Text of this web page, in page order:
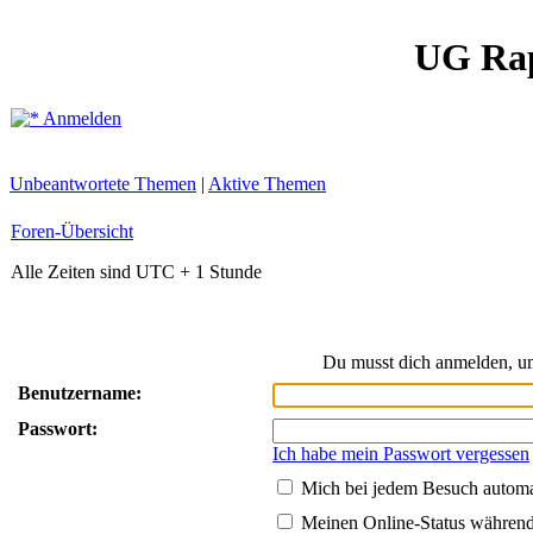
UG
Anmelden
Unbeantwortete Themen | Aktive Themen
Foren-Übersicht
Alle Zeiten sind UTC + 1 Stunde
Du musst dich anmelden,
Benutzername:
Passwort:
Ich habe mein Passwort vergessen
Mich bei jedem Besuch
Meinen Online-Status